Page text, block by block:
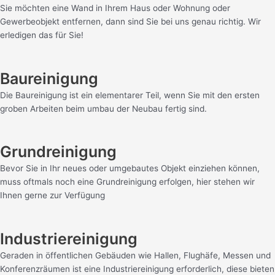
Sie möchten eine Wand in Ihrem Haus oder Wohnung oder
Gewerbeobjekt entfernen, dann sind Sie bei uns genau richtig. Wir
erledigen das für Sie!
Baureinigung
Die Baureinigung ist ein elementarer Teil, wenn Sie mit den ersten
groben Arbeiten beim umbau der Neubau fertig sind.
Grundreinigung
Bevor Sie in Ihr neues oder umgebautes Objekt einziehen können,
muss oftmals noch eine Grundreinigung erfolgen, hier stehen wir
Ihnen gerne zur Verfügung
Industriereinigung
Geraden in öffentlichen Gebäuden wie Hallen, Flughäfe, Messen und
Konferenzräumen ist eine Industriereinigung erforderlich, diese bieten